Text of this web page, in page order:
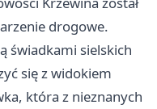
drogowe.
świadkami sielskich
się z widokiem
która z nieznanych